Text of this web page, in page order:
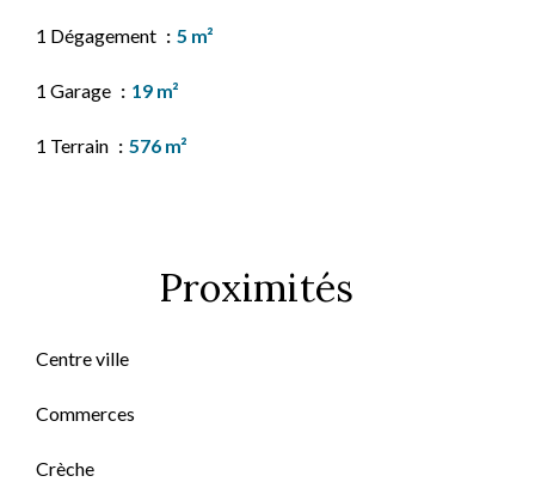
1 Dégagement 5 m²
1 Garage 19 m²
1 Terrain 576 m²
Proximités
Centre ville
Commerces
Crèche